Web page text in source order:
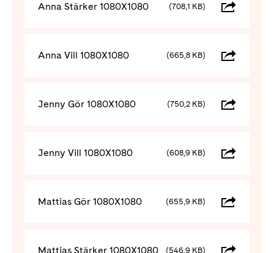
Anna Stärker 1080X1080 (708,1 KB)
Anna Vill 1080X1080 (665,8 KB)
Jenny Gör 1080X1080 (750,2 KB)
Jenny Vill 1080X1080 (608,9 KB)
Mattias Gör 1080X1080 (655,9 KB)
Mattias Stärker 1080X1080 (546,9 KB)